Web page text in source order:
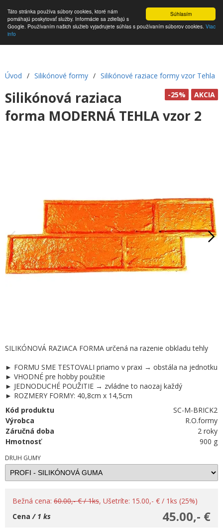
Súhlasím
Táto stránka používa súbory cookies, ktoré nám
pomáhajú poskytovať služby. Informácie sa zdieľajú s
Google. Používaním našich služieb vyjadrujete súhlas s používaním súborov cookies. Viac
info
Úvod / Silikónové formy / Silikónové raziace formy vzor Tehla
AKCIA
-25%
Silikónová raziaca
forma MODERNÁ TEHLA vzor 2
SILIKÓNOVÁ RAZIACA FORMA určená na razenie obkladu tehly
► FORMU SME TESTOVALI priamo v praxi → obstála na jednotku
► VHODNÉ pre hobby použitie
► JEDNODUCHÉ POUŽITIE → zvládne to naozaj každý
► ROZMERY FORMY: 40,8cm x 14,5cm
Kód produktu
SC-M-BRICK2
Výrobca
R.O.formy
Záručná doba
2 roky
Hmotnosť
900 g
DRUH GUMY
Bežná cena: 60.00,- € / 1ks, Ušetríte: 15.00,- € / 1ks (25%)
45.00,- €
Cena / 1 ks